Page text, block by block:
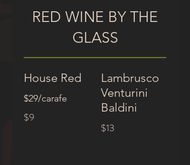
RED WINE BY THE
GLASS
House Red
$29/carafe
$9
Lambrusco
Venturini
Baldini
$13